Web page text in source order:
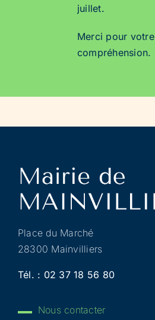
juillet.
Merci pour votre
compréhension.
Place du Marché
28300 Mainvilliers
Tél. : 02 37 18 56 80
Nous contacter